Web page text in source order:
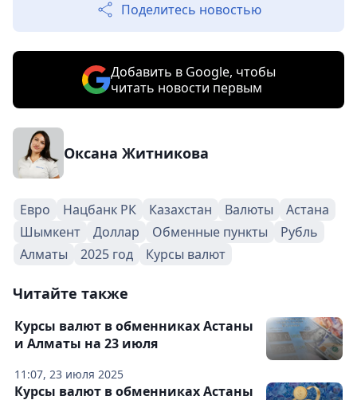
Поделитесь новостью
Добавить в Google, чтобы
читать новости первым
Оксана Житникова
Евро Нацбанк РК Казахстан Валюты
Астана
Шымкент
Доллар Обменные пункты
Рубль
Алматы
2025 год Курсы валют
Читайте также
11:07, 23 июля 2025
Курсы валют в обменниках Астаны
и Алматы на 23 июля
Курсы валют в обменниках Астаны